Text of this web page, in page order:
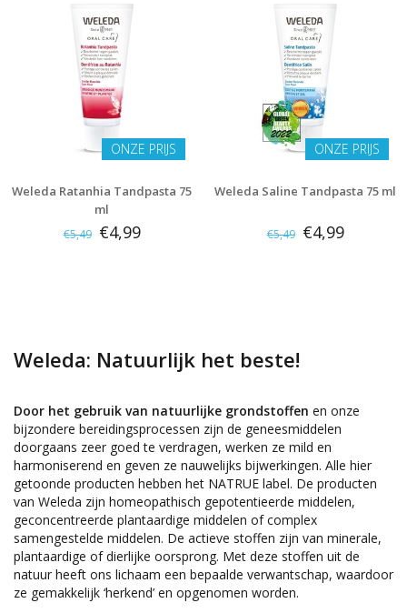
ONZE PRIJS
Weleda Ratanhia Tandpasta 75
ml
€5,49 €4,99
ONZE PRIJS
Weleda Saline Tandpasta 75 ml
€5,49 €4,99
Weleda: Natuurlijk het beste!
Door het gebruik van natuurlijke grondstoffen en onze
bijzondere bereidingsprocessen zijn de geneesmiddelen
doorgaans zeer goed te verdragen, werken ze mild en
harmoniserend en geven ze nauwelijks bijwerkingen. Alle hier
getoonde producten hebben het NATRUE label. De producten
van Weleda zijn homeopathisch gepotentieerde middelen,
geconcentreerde plantaardige middelen of complex
samengestelde middelen. De actieve stoffen zijn van minerale,
plantaardige of dierlijke oorsprong. Met deze stoffen uit de
natuur heeft ons lichaam een bepaalde verwantschap, waardoor
ze gemakkelijk ‘herkend’ en opgenomen worden.